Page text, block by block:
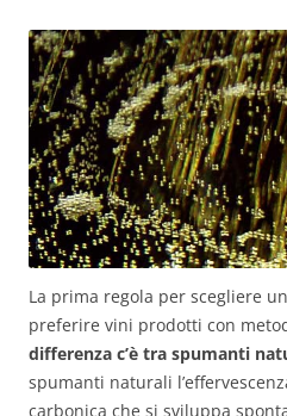
La prima regola per scegliere
preferire vini prodotti con
differenza c’è tra spumanti
spumanti naturali
carbonica che si sviluppa